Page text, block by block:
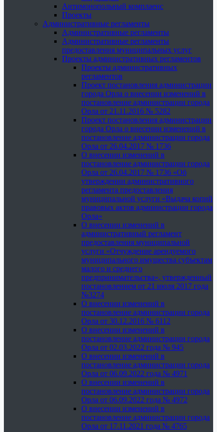
Антимонопольный комплаенс
Проекты
Административные регламенты
Административные регламенты
Административные регламенты
предоставления муниципальных услуг
Проекты административных регламентов
Проекты административных
регламентов
Проект постановления администрации
города Орла о внесении изменений в
постановление администрации города
Орла от 21.11.2016 № 5282
Проект постановления администрации
города Орла о внесении изменений в
постановление администрации города
Орла от 26.04.2017 № 1736
О внесении изменений в
постановление администрации города
Орла от 26.04.2017 № 1736 «Об
утверждении административного
регламента предоставления
муниципальной услуги «Выдача копий
правовых актов администрации города
Орла»
О внесении изменений в
административный регламент
предоставления муниципальной
услуги «Отчуждение арендуемого
муниципального имущества субъектам
малого и среднего
предпринимательства», утвержденный
постановлением от 21 июля 2017 года
№3274
О внесении изменений в
постановление администрации города
Орла от 30.12.2016 № 6112
О внесении изменений в
постановление администрации города
Орла от 02.03.2022 года № 945
О внесении изменений в
постановление администрации города
Орла от 06.09.2022 года № 4971
О внесении изменений в
постановление администрации города
Орла от 06.09.2022 года № 4972
О внесении изменений в
постановление администрации города
Орла от 17.11.2021 года № 4765